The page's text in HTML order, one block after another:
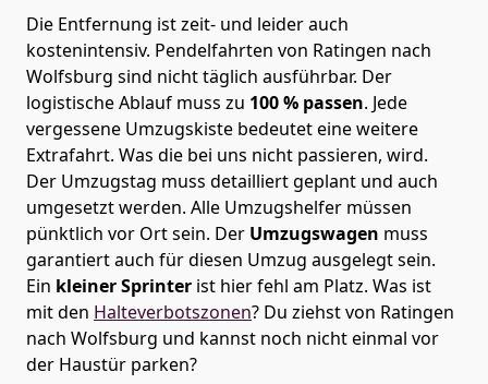
Die Entfernung ist zeit- und leider auch
kostenintensiv. Pendelfahrten von Ratingen nach
Wolfsburg sind nicht täglich ausführbar. Der
logistische Ablauf muss zu 100 % passen. Jede
vergessene Umzugskiste bedeutet eine weitere
Extrafahrt. Was die bei uns nicht passieren, wird.
Der Umzugstag muss detailliert geplant und auch
umgesetzt werden. Alle Umzugshelfer müssen
pünktlich vor Ort sein. Der Umzugswagen muss
garantiert auch für diesen Umzug ausgelegt sein.
Ein kleiner Sprinter ist hier fehl am Platz. Was ist
mit den Halteverbotszonen? Du ziehst von Ratingen
nach Wolfsburg und kannst noch nicht einmal vor
der Haustür parken?